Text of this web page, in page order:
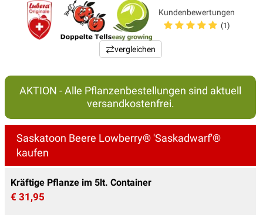
Kundenbewertungen
(1)
vergleichen
AKTION - Alle Pflanzenbestellungen sind aktuell
versandkostenfrei.
Saskatoon Beere Lowberry® 'Saskadwarf'®
kaufen
Kräftige Pflanze im 5lt. Container
€ 31,95